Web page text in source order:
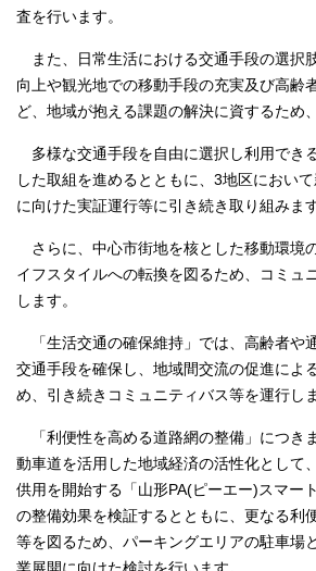
査を行います。
また、日常生活における交通手段の選択
向上や観光地での移動手段の充実及び高齢
ど、地域が抱える課題の解決に資するため
多様な交通手段を自由に選択し利用でき
した取組を進めるとともに、3地区におい
に向けた実証運行等に引き続き取り組みます
さらに、中心市街地を核とした移動環境
イフスタイルへの転換を図るため、コミュ
します。
「生活交通の確保維持」では、高齢者や
交通手段を確保し、地域間交流の促進によ
め、引き続きコミュニティバス等を運行しま
「利便性を高める道路網の整備」につき
動車道を活用した地域経済の活性化として
供用を開始する「山形PA(ピーエー)スマー
の整備効果を検証するとともに、更なる利
等を図るため、パーキングエリアの駐車場